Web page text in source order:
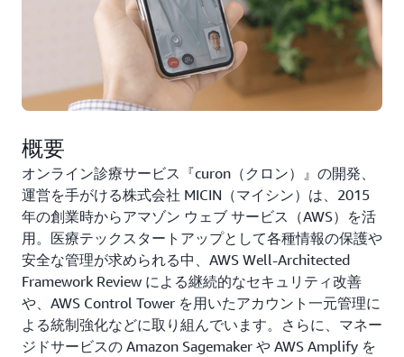
概要
オンライン診療サービス『curon（クロン）』の開発、
運営を手がける株式会社 MICIN（マイシン）は、2015
年の創業時からアマゾン ウェブ サービス（AWS）を活
用。医療テックスタートアップとして各種情報の保護や
安全な管理が求められる中、AWS Well-Architected
Framework Review による継続的なセキュリティ改善
や、AWS Control Tower を用いたアカウント一元管理に
よる統制強化などに取り組んでいます。さらに、マネー
ジドサービスの Amazon Sagemaker や AWS Amplify を